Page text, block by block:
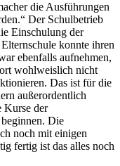
die Ausführungen
Der Schulbetrieb
Einschulung der
konnte ihren
ebenfalls aufnehmen,
wohlweislich nicht
Das ist für die
außerordentlich
Kurse der
Die
noch mit einigen
fertig ist das alles noch